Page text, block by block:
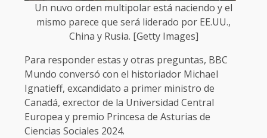
Un nuvo orden multipolar está naciendo y el
mismo parece que será liderado por EE.UU.,
China y Rusia. [Getty Images]
Para responder estas y otras preguntas, BBC
Mundo conversó con el historiador Michael
Ignatieff, excandidato a primer ministro de
Canadá, exrector de la Universidad Central
Europea y premio Princesa de Asturias de
Ciencias Sociales 2024.